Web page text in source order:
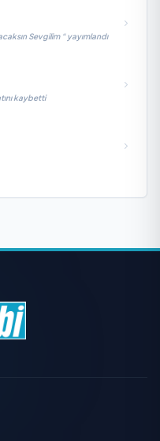
Sevgilim “ yayımlandı
kaybetti